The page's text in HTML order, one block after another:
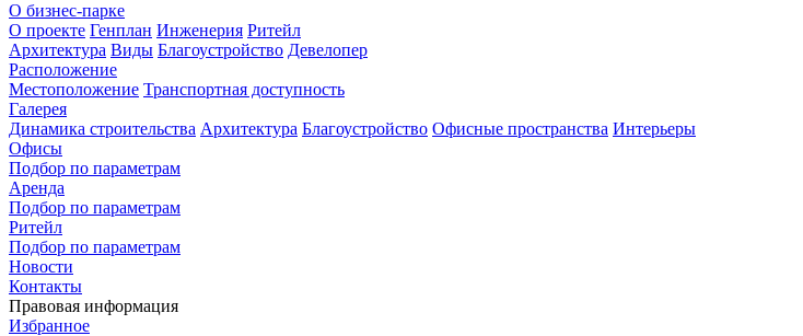
О бизнес-парке
О проекте Генплан Инженерия Ритейл
Архитектура Виды Благоустройство Девелопер
Расположение
Местоположение Транспортная доступность
Галерея
Динамика строительства Архитектура Благоустройство Офисные пространства Интерьеры
Офисы
Подбор по параметрам
Аренда
Подбор по параметрам
Ритейл
Подбор по параметрам
Новости
Контакты
Правовая информация
Избранное